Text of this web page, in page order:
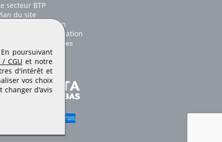
secteur BTP
du site
d'utilisation
de publication
des cookies
poursuivant
/ CGU et notre
d'intérêt et
vos choix
changer d'avis